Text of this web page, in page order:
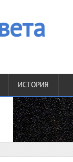
ИСТОРИЯ